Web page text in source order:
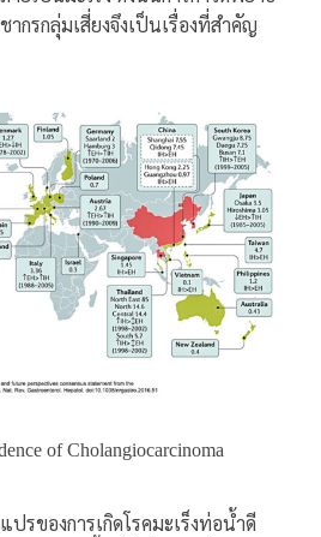
ากรกลุ่มเสี่ยงจึงเป็นเรื่องที่สำคัญ
of Cholangiocarcinoma
รของการเกิดโรคมะเร็งท่อน้ำดี